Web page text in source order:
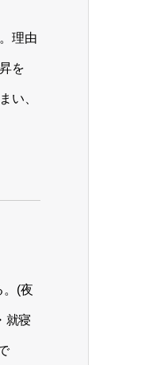
理由
を
い、
(夜
就寝